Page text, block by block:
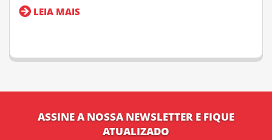
LEIA MAIS
ASSINE A NOSSA NEWSLETTER E FIQUE
ATUALIZADO